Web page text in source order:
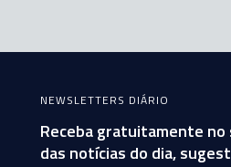
NEWSLETTERS DIÁRIO
Receba gratuitamente no
das notícias do dia,